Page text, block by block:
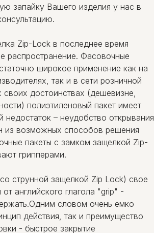
запайку Вашего изделия у нас в
Zip-Lock в последнее время
распространение. Фасовочные
широкое применение как на
так и в сети розничной
своих достоинствах (дешевизне,
полиэтиленовый пакет имеет
недостаток – неудобство открывания
из возможных способов решения
пакеты с замком защелкой Zip-
грипперами.
струнной защелкой Zip Lock) свое
английского глагола "grip" -
словом очень емко
действия, так и преимущество
- быстрое закрытие